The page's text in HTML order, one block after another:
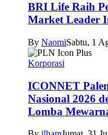
BRI Life Raih
Market Leader
By NaomiSabtu, 1
Korporasi
ICONNET
Nasional 2026
Lomba